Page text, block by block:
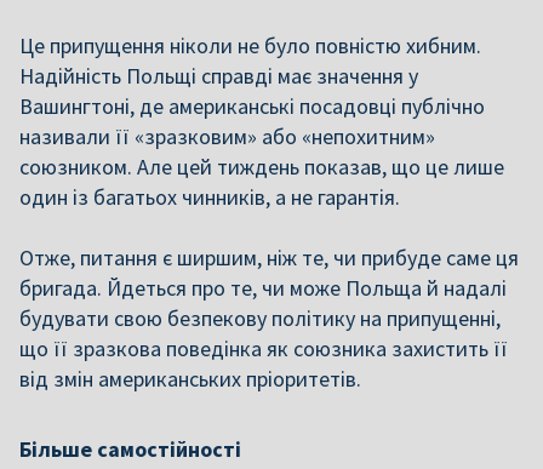
Це припущення ніколи не було повністю хибним.
Надійність Польщі справді має значення у
Вашингтоні, де американські посадовці публічно
називали її «зразковим» або «непохитним»
союзником. Але цей тиждень показав, що це лише
один із багатьох чинників, а не гарантія.
Отже, питання є ширшим, ніж те, чи прибуде саме ця
бригада. Йдеться про те, чи може Польща й надалі
будувати свою безпекову політику на припущенні,
що її зразкова поведінка як союзника захистить її
від змін американських пріоритетів.
Більше самостійності